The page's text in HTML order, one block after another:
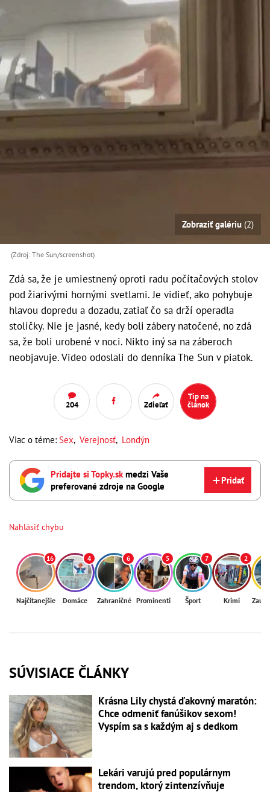
Zobraziť galériu (2)
(Zdroj: The Sun/screenshot)
Zdá sa, že je umiestnený oproti radu počítačových stolov
pod žiarivými hornými svetlami. Je vidieť, ako pohybuje
hlavou dopredu a dozadu, zatiaľ čo sa drží operadla
stoličky. Nie je jasné, kedy boli zábery natočené, no zdá
sa, že boli urobené v noci. Nikto iný sa na záberoch
neobjavuje. Video odoslali do denníka The Sun v piatok.
204 Zdieľať
Tip na
článok
Viac o téme: Sex, Verejnosť, Londýn
Pridajte si Topky.sk medzi Vaše
preferované zdroje na Google
Pridať
Nahlásiť chybu
16
Najčítanejšie
4
Domáce
6
Zahraničné
5
Prominenti
7
Šport
2
Krimi
SÚVISIACE ČLÁNKY
Krásna Lily chystá ďakovný maratón:
Chce odmeniť fanúšikov sexom!
Vyspím sa s každým aj s dedkom
Lekári varujú pred populárnym
trendom, ktorý zintenzívňuje